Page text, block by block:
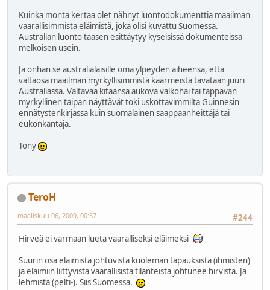
Kuinka monta kertaa olet nähnyt luontodokumenttia maailman
vaarallisimmista eläimistä, joka olisi kuvattu Suomessa.
Australian luonto taasen esittäytyy kyseisissä dokumenteissa
melkoisen usein.
Ja onhan se australialaisille oma ylpeyden aiheensa, että
valtaosa maailman myrkyllisimmistä käärmeistä tavataan juuri
Australiassa. Valtavaa kitaansa aukova valkohai tai tappavan
myrkyllinen taipan näyttävät toki uskottavimmilta Guinnesin
ennätystenkirjassa kuin suomalainen saappaanheittäjä tai
eukonkantaja.
Tony
TeroH
#244
maaliskuu 06, 2009, 00:57
Hirveä ei varmaan lueta vaaralliseksi eläimeksi
Suurin osa eläimistä johtuvista kuoleman tapauksista (ihmisten)
ja eläimiin liittyvistä vaarallisista tilanteista johtunee hirvistä. Ja
lehmistä (pelti-). Siis Suomessa.